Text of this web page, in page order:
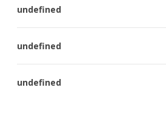
undefined
undefined
undefined